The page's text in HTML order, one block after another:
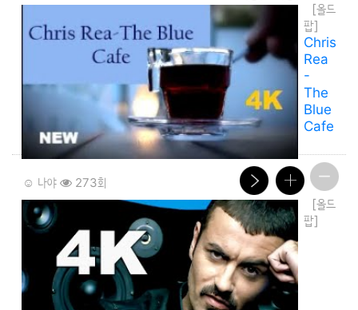
[올드
팝]
Chris
Rea
-
The
Blue
Cafe
☺️ 나야 273회
[올드
팝]